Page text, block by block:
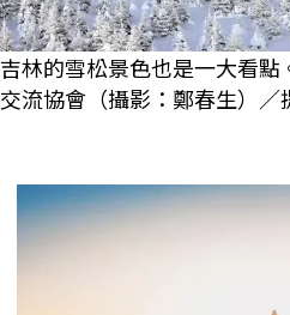
吉林的雪松景色也是一大看
交流協會（攝影：鄭春生）／